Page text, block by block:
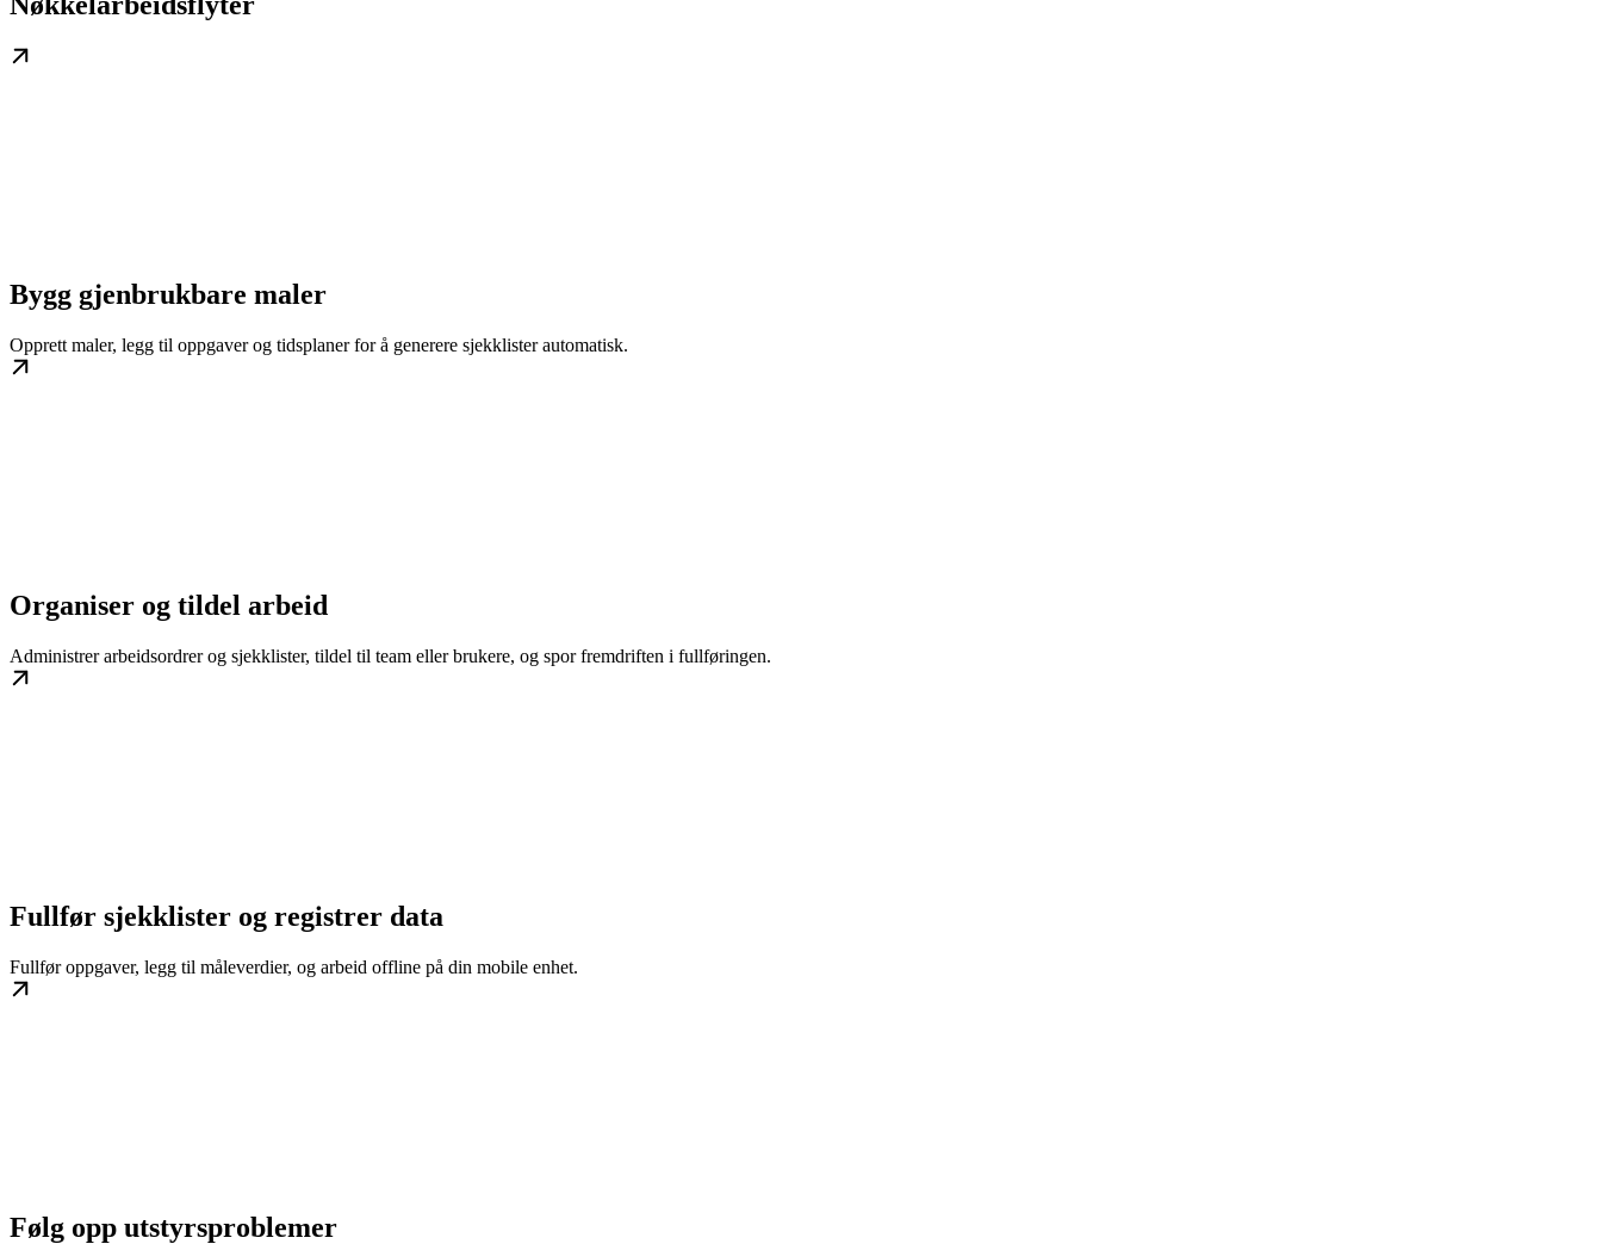
Bygg gjenbrukbare maler
Opprett maler, legg til oppgaver og tidsplaner for å generere sjekklister automatisk.
Organiser og tildel arbeid
Administrer arbeidsordrer og sjekklister, tildel til team eller brukere, og spor fremdriften i fullføringen.
Fullfør sjekklister og registrer data
Fullfør oppgaver, legg til måleverdier, og arbeid offline på din mobile enhet.
Følg opp utstyrsproblemer